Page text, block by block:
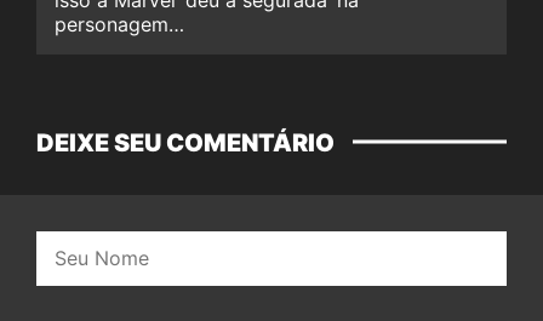
personagem…
DEIXE SEU COMENTÁRIO